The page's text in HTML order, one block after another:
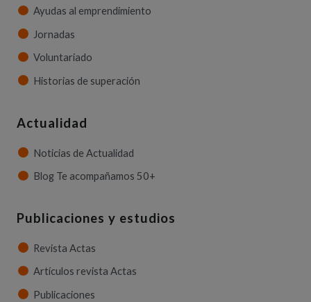
Ayudas al emprendimiento
Jornadas
Voluntariado
Historias de superación
Actualidad
Noticias de Actualidad
Blog Te acompañamos 50+
Publicaciones y estudios
Revista Actas
Artículos revista Actas
Publicaciones